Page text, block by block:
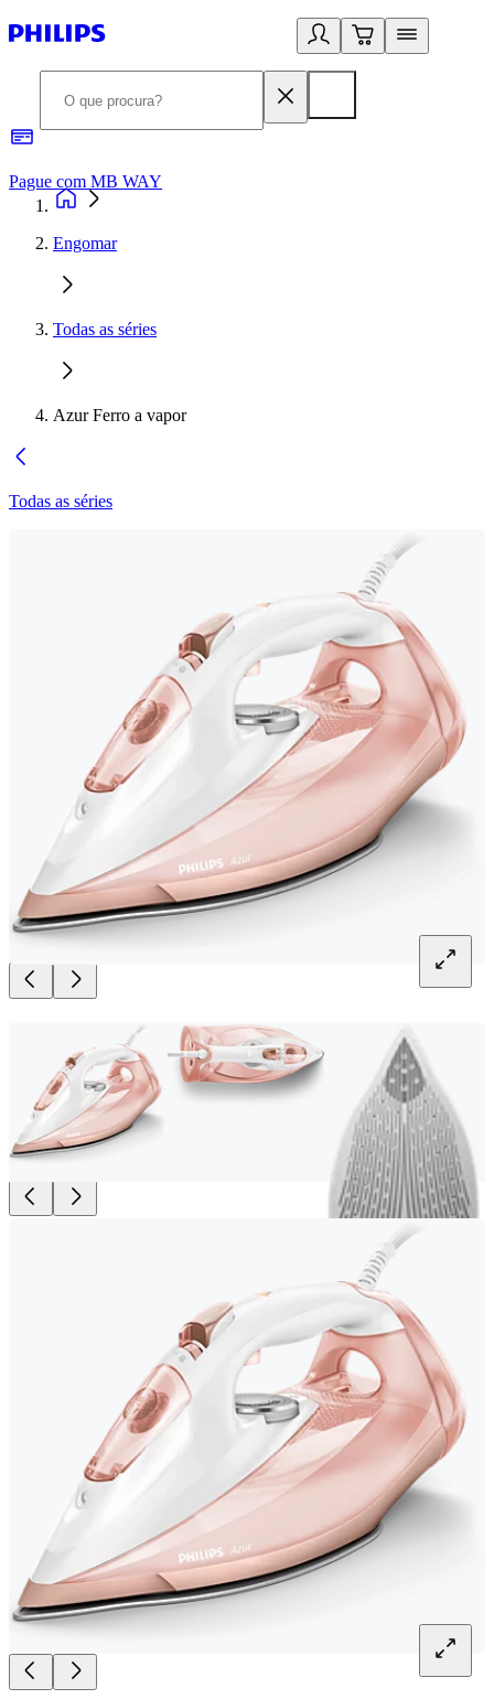
Pague com MB WAY
Engomar
Todas as séries
Azur Ferro a vapor
Todas as séries